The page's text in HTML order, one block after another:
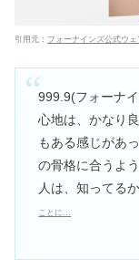
引用元： フォーナインズ公式ウェ
999.9(フォーナ
心地は、かなり
もある感じがあ
の骨格に合うよ
人は、知ってる
ことに…